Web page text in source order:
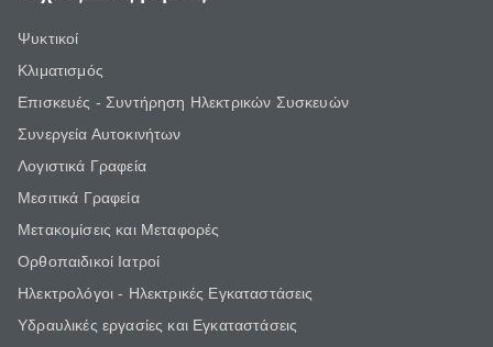
Ψυκτικοί
Κλιματισμός
Επισκευές - Συντήρηση Ηλεκτρικών Συσκευών
Συνεργεία Αυτοκινήτων
Λογιστικά Γραφεία
Μεσιτικά Γραφεία
Μετακομίσεις και Μεταφορές
Ορθοπαιδικοί Ιατροί
Ηλεκτρολόγοι - Ηλεκτρικές Εγκαταστάσεις
Υδραυλικές εργασίες και Εγκαταστάσεις